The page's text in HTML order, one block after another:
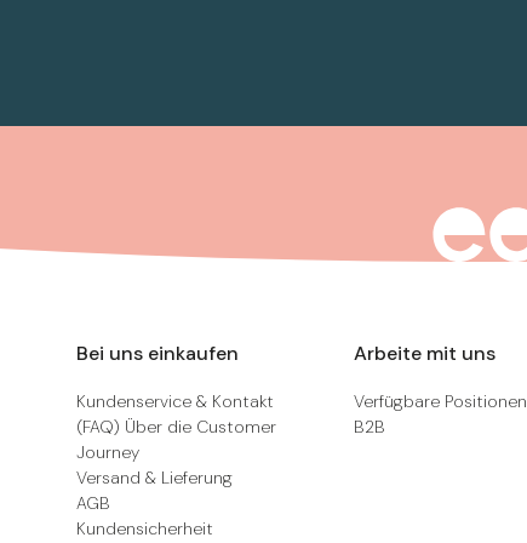
Bei uns einkaufen
Kundenservice & Kontakt
(FAQ) Über die Customer
Journey
Versand & Lieferung
AGB
Kundensicherheit
Arbeite mit uns
Verfügbare Positionen
B2B